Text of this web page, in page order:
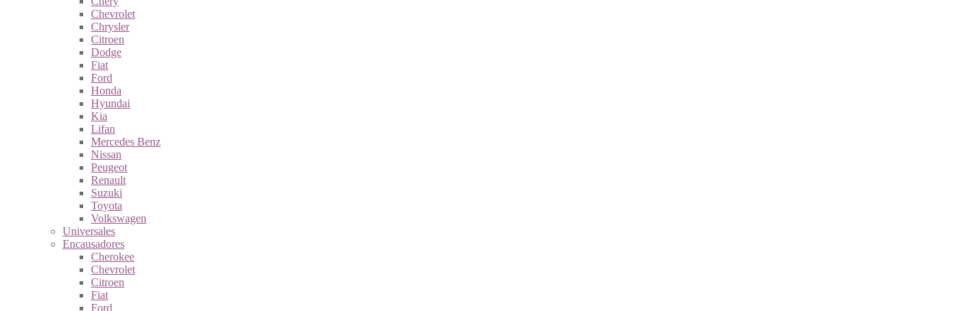
Chevrolet
Chrysler
Citroen
Dodge
Fiat
Ford
Honda
Hyundai
Kia
Lifan
Mercedes Benz
Nissan
Peugeot
Renault
Suzuki
Toyota
Volkswagen
Universales
Encausadores
Cherokee
Chevrolet
Citroen
Fiat
Ford